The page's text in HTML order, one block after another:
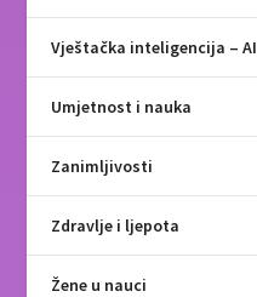
Vještačka inteligencija – AI
Umjetnost i nauka
Zanimljivosti
Zdravlje i ljepota
Žene u nauci